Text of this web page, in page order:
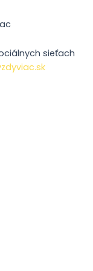
sieťach